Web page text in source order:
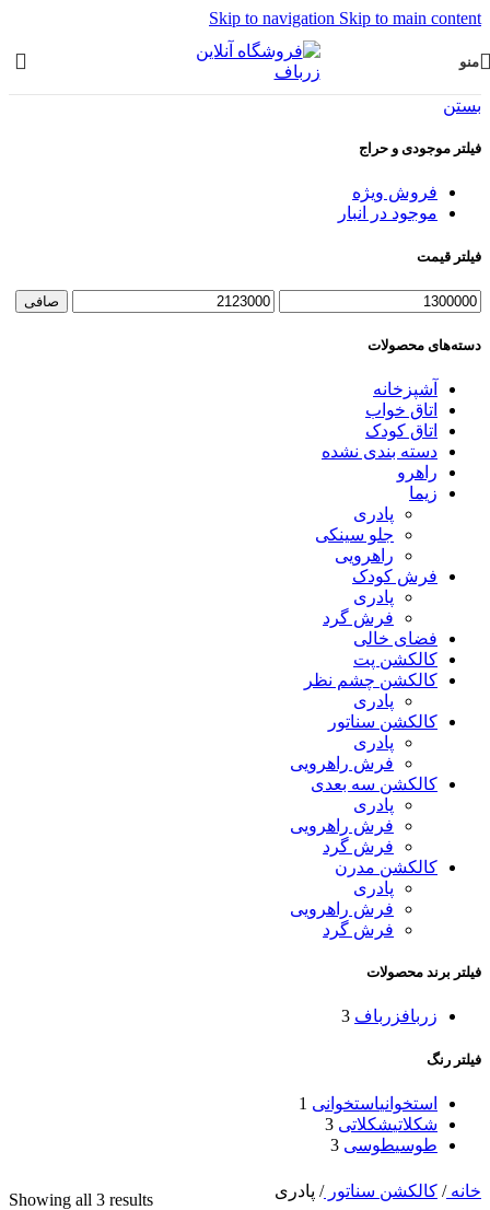
Skip to navigation Skip to main content
منو
بستن
فیلتر موجودی و حراج
فروش ویژه
موجود در انبار
فیلتر قیمت
صافی
دسته‌های محصولات
آشپزخانه
اتاق خواب
اتاق کودک
دسته بندی نشده
راهرو
زیما
پادری
جلو سینکی
راهرویی
فرش کودک
پادری
فرش گرد
فضای خالی
کالکشن پت
کالکشن چشم نظر
پادری
کالکشن سناتور
پادری
فرش راهرویی
کالکشن سه بعدی
پادری
فرش راهرویی
فرش گرد
کالکشن مدرن
پادری
فرش راهرویی
فرش گرد
فیلتر برند محصولات
زربافزرباف 3
فیلتر رنگ
استخوانیاستخوانی 1
شکلاتیشکلاتی 3
طوسیطوسی 3
خانه/ کالکشن سناتور/ پادری Showing all 3 results